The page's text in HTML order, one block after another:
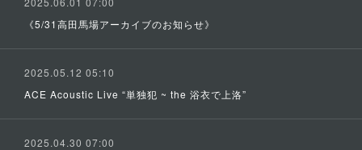
《5/31高田馬場アーカイブのお知らせ》
2025.05.12 05:10
ACE Acoustic Live “単独犯 ~ the 浴衣で上洛”
2025.04.30 07:00